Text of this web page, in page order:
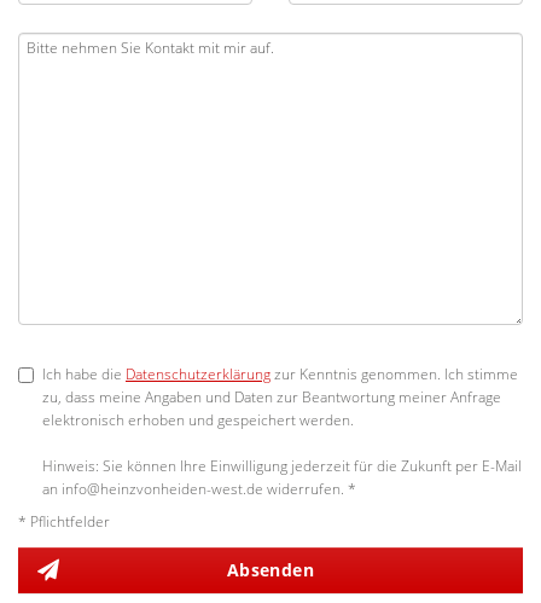
Ich habe die Datenschutzerklärungzur Kenntnis genommen. Ich stimme
zu, dass meine Angaben und Daten zur Beantwortung meiner Anfrage
elektronisch erhoben und gespeichert werden.
Hinweis: Sie können Ihre Einwilligung jederzeit für die Zukunft per E-Mail
an info@heinzvonheiden-west.de widerrufen. *
* Pflichtfelder
Absenden